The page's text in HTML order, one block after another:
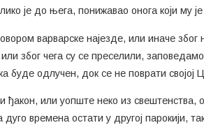
је до њега, понижавао онога који му
варварске најезде, или иначе
због чега су се преселили,
буде одлучен, док се не поврати
ђакон, или уопште неко из свештенства,
времена остати у другој парокији,